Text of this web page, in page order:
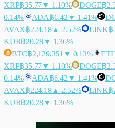
XRP฿35.77▼ 1.10% DOGE฿
0.14%
ADA฿6.42 ▼ 1.41%
AVAX฿224.18 ▲ 2.52% LINK฿
KUB฿20.28▼ 1.36%
BTC฿2,129,351 ▼ 0.13%
XRP฿35.77▼ 1.10% DOGE฿
0.14%
ADA฿6.42 ▼ 1.41%
AVAX฿224.18 ▲ 2.52% LINK฿
KUB฿20.28▼ 1.36%